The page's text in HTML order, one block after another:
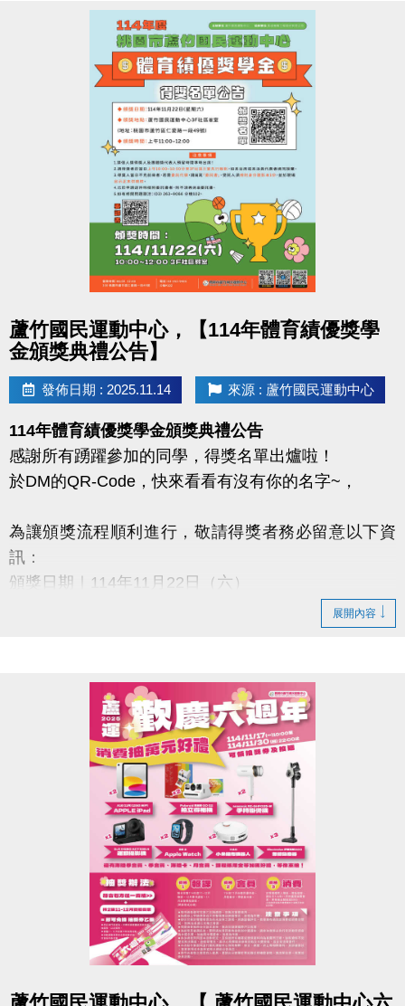
蘆竹國民運動中心
08:00-12:00／12:00-16:00／16:00-20:00
（依需求安排）
・場館介紹與諮詢
・協助量測血壓
・簡易文書處理
・活動與緊急狀況支援
・其他臨時交辦事項
・服務滿 1 年、150 小時可申請績效證明
・協助申請志工獎勵及榮譽卡
・每服務 2 小時＝150 點，可折抵泳池/健身房門票、
INBODY、桌球/撞球費用（限本人使用）
洽詢電話：03-263-9066 #103
蘆竹運動中心誠摯邀請你加入！
蘆竹國民運動中心，【114年體育績優獎學
金頒獎典禮公告】
發佈日期 : 2025.11.14 來源 : 蘆竹國民運動中心
114年體育績優獎學金頒獎典禮公告
感謝所有踴躍參加的同學，得獎名單出爐啦！
於DM的QR-Code，快來看看有沒有你的名字~，
為讓頒獎流程順利進行，敬請得獎者務必留意以下資
訊：
頒獎日期｜114年11月22日（六）
地點｜蘆竹國民運動中心 3F 社區教室（桃園市蘆竹區
【注意事項】
1.請個人獎得獎人及團體獎代表人預留時間準時出
2.得獎者請務必於 10:00–10:50 完成報到，未到者視
3.若需委託他人代領，請備妥委託書及身分證正反影
本供現場查驗。
4.已於送件時附上委託書者無需再次填寫。
若有任何問題，歡迎來電詢問：(03) 263-9066 分機
再次恭喜所有得獎同學，期待在頒獎典禮與大家見
展開內容